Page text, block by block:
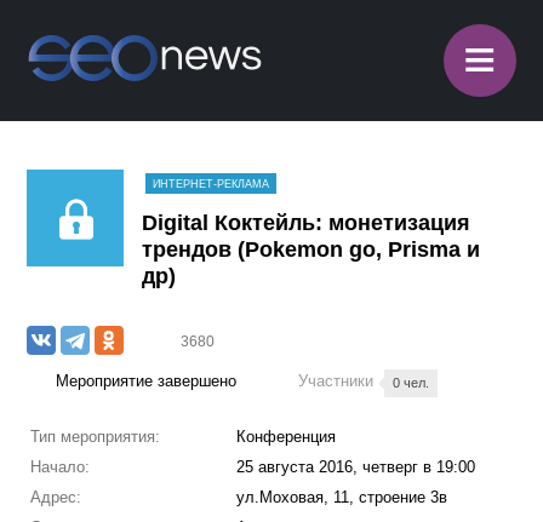
≡
ИНТЕРНЕТ-РЕКЛАМА
Digital Коктейль: монетизация
трендов (Pokemon go, Prisma и
др)
3680
Мероприятие завершено Участники 0 чел.
Тип мероприятия:
Конференция
Начало:
25 августа 2016, четверг в 19:00
Адрес:
ул.Моховая, 11, строение 3в